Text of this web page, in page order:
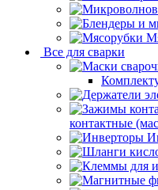
Все для сварки
контактные